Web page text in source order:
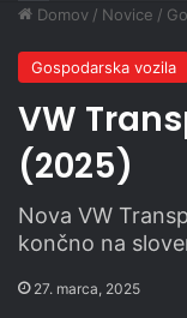
Domov / Novice /
Gospodarska vozila
VW
(2025)
Nova VW
končno na
27. marca, 2025